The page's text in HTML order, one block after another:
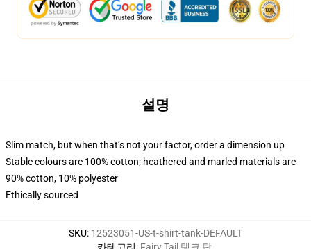
설명
Slim match, but when that’s not your factor, order a dimension up
Stable colours are 100% cotton; heathered and marled materials are
90% cotton, 10% polyester
Ethically sourced
SKU: 12523051-US-t-shirt-tank-DEFAULT